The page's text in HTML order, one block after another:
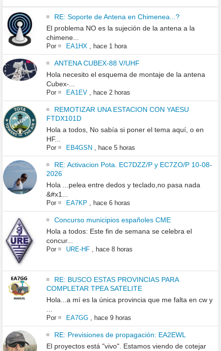
RE: Soporte de Antena en Chimenea...?
El problema NO es la sujeción de la antena a la
chimene...
Por EA1HX hace 1 hora
ANTENA CUBEX-88 V/UHF
Hola necesito el esquema de montaje de la antena
Cubex-...
Por EA1EV, hace 2 horas
REMOTIZAR UNA ESTACION CON YAESU
FTDX101D
Hola a todos, No sabía si poner el tema aquí, o en
HF...
Por EB4GSN, hace 5 horas
RE: Activacion Pota. EC7DZZ/P y EC7ZO/P 10-08-
2026
Hola ...pelea entre dedos y teclado,no pasa nada
&#x1...
Por EA7KP hace 6 horas
Concurso municipios españoles CME
Hola a todos: Este fin de semana se celebra el
concur...
Por URE-HF, hace 8 horas
RE: BUSCO ESTAS PROVINCIAS PARA
COMPLETAR TPEA SATELITE
Hola...a mí es la única provincia que me falta en cw y
Por EA7GG, hace 9 horas
RE: Previsiones de propagación: EA2EWL
El proyectos está "vivo". Estamos viendo de cotejar